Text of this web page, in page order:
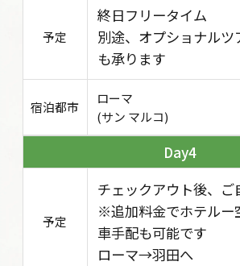
予定
終日フリータイム
別途、オプショナルツ
も承ります
宿泊都市
ローマ
(サン マルコ)
4
予定
チェックアウト後、ご
※追加料金でホテルー
車手配も可能です
ローマ→羽田へ